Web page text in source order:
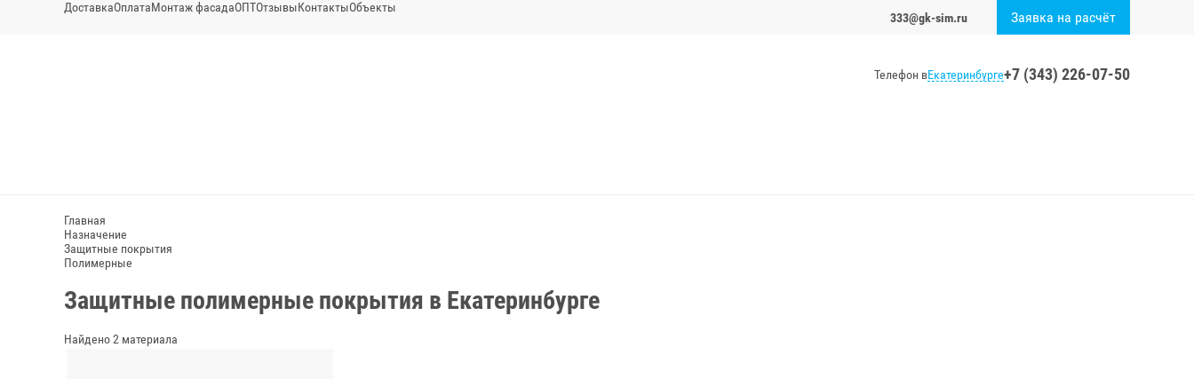
ДоставкаОплатаМонтаж фасадаОПТОтзывыКонтактыОбъекты
333@gk-sim.ru Заявка на расчёт
Телефон вЕкатеринбурге+7 (343) 226-07-50
Главная
Назначение
Защитные покрытия
Полимерные
Защитные полимерные покрытия в Екатеринбурге
Найдено 2 материала